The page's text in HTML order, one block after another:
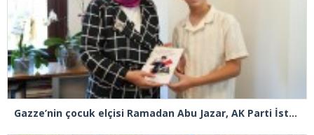
Gazze’nin çocuk elçisi Ramadan Abu Jazar, AK Parti İstanbul İl Başkanlığını ziyaret etti